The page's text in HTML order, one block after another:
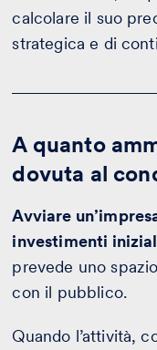
calcolare il suo
strategica e di
A quanto
dovuta al
Avviare
investimenti
prevede uno
con il pubblico.
Quando l’attività,